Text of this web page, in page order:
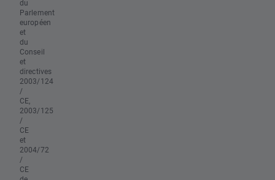
du
Parlement
européen
et
du
Conseil
et
directives
2003/124
/
CE,
2003/125
/
CE
et
2004/72
/
CE